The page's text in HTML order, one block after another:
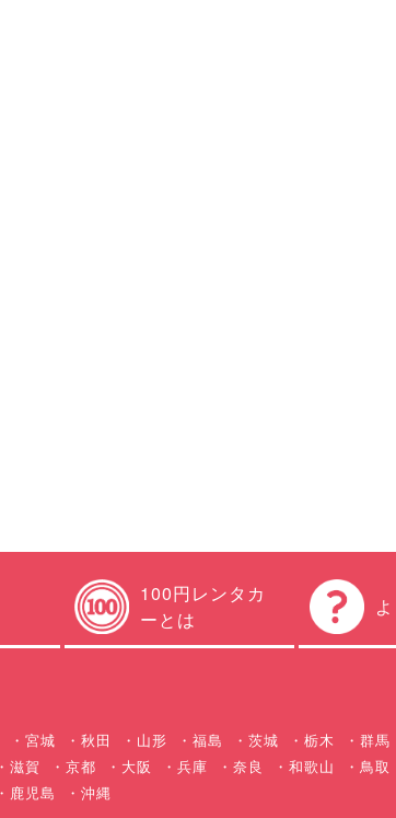
100円レンタカ
ーとは
宮城 秋田 山形 福島 茨城 栃木 群馬
滋賀 京都 大阪 兵庫 奈良 和歌山 鳥取
鹿児島 沖縄